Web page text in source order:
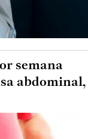
semana
abdominal,